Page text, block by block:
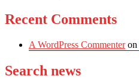
Recent Comments
A WordPress Commenteron
Search news